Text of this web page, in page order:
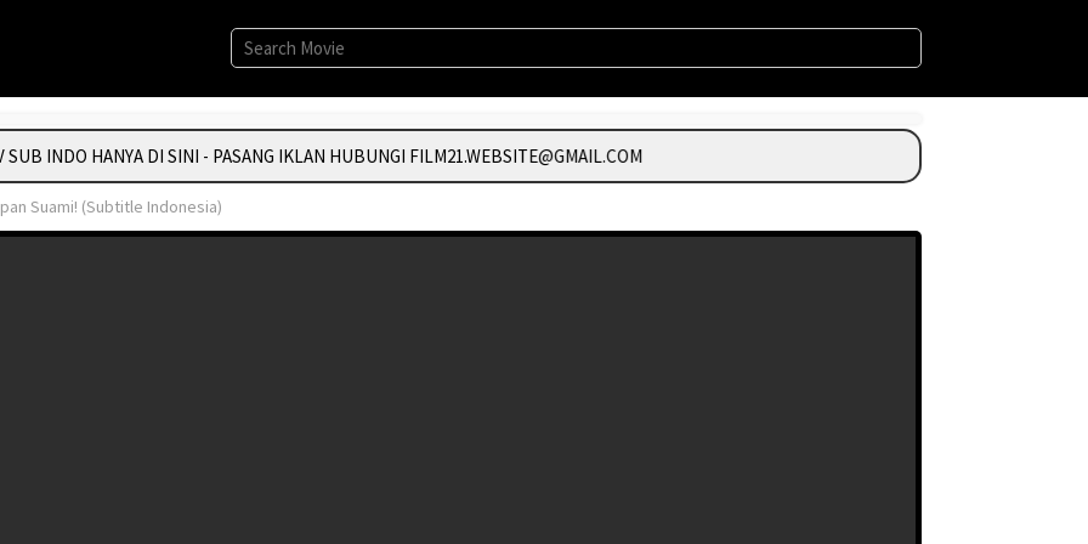
INDO HANYA DI SINI - PASANG IKLAN HUBUNGI FILM21.WEBSITE@GMAIL.COM
Suami! (Subtitle Indonesia)